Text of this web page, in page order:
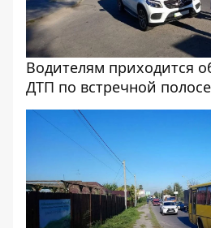
Водителям приходится
ДТП по встречной